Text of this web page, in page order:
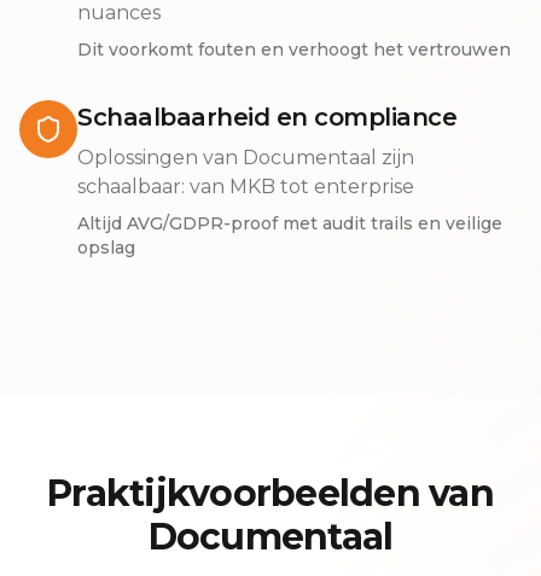
nuances
Dit voorkomt fouten en verhoogt het vertrouwen
Schaalbaarheid en compliance
Oplossingen van Documentaal zijn
schaalbaar: van MKB tot enterprise
Altijd AVG/GDPR-proof met audit trails en veilige
opslag
Praktijkvoorbeelden van
Documentaal